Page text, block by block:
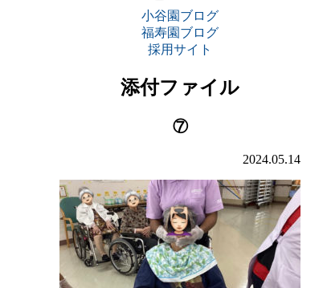
小谷園ブログ
福寿園ブログ
採用サイト
添付ファイル
⑦
2024.05.14